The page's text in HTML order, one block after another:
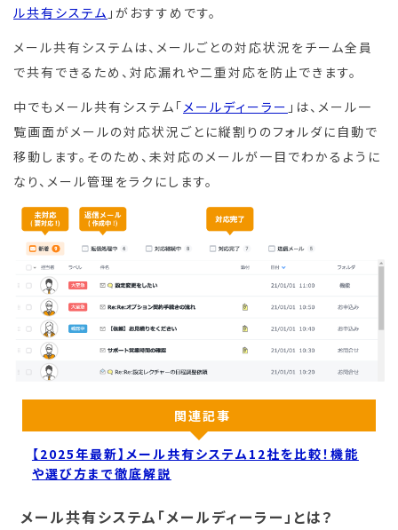
ル共有システム 」がおすすめです。
メール共有システムは、メールごとの対応状況をチーム全員
で共有できるため、対応漏れや二重対応を防止できます。
中でもメール共有システム「メールディーラー 」は、メール一
覧画面がメールの対応状況ごとに縦割りのフォルダに自動で
移動します。そのため、未対応のメールが一目でわかるように
なり、メール管理をラクにします。
関連記事
【2025年最新】メール共有システム12社を比較！機能
や選び方まで徹底解説
メール共有システム「メールディーラー」とは？